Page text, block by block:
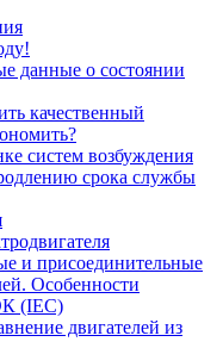
данные о состоянии
качественный
систем возбуждения
срока службы
и присоединительные
Особенности
(IEC)
двигателей из